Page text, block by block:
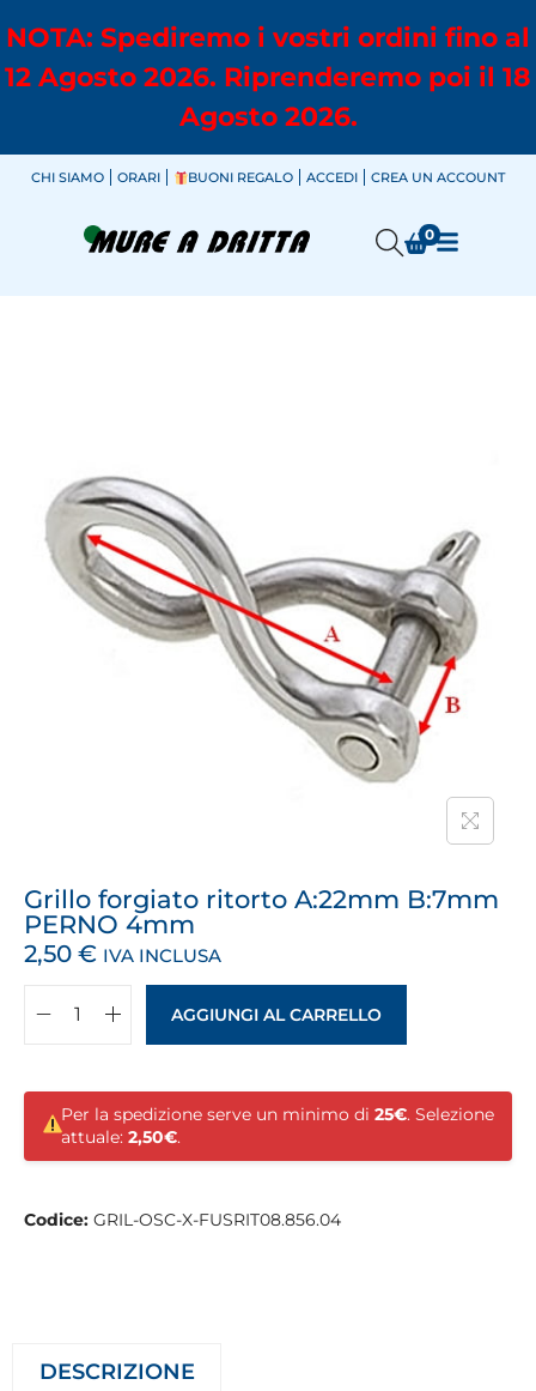
NOTA: Spediremo i vostri ordini fino al
12 Agosto 2026. Riprenderemo poi il 18
Agosto 2026.
CHI SIAMO ORARI BUONI REGALO ACCEDI CREA UN ACCOUNT
0
Grillo forgiato ritorto A:22mm B:7mm
PERNO 4mm
2,50 € IVA INCLUSA
AGGIUNGI AL CARRELLO
Per la spedizione serve un minimo di 25€. Selezione
attuale: 2,50€.
Codice: GRIL-OSC-X-FUSRIT08.856.04
DESCRIZIONE